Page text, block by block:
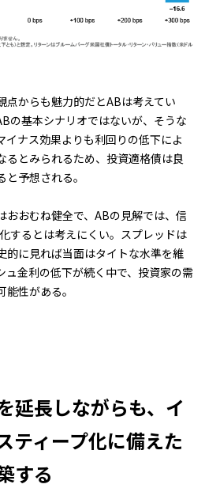
点からも魅力的だとABは考えてい
の基本シナリオではないが、そうな
イナス効果よりも利回りの低下によ
るとみられるため、投資適格債は良
予想される。
おおむね健全で、ABの見解では、信
するとは考えにくい。スプレッドは
的に見れば当面はタイトな水準を維
ュ金利の低下が続く中で、投資家の需
性がある。
延長しながらも、イ
ティープ化に備えた
する